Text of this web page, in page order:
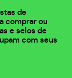
de
comprar ou
e selos de
com seus